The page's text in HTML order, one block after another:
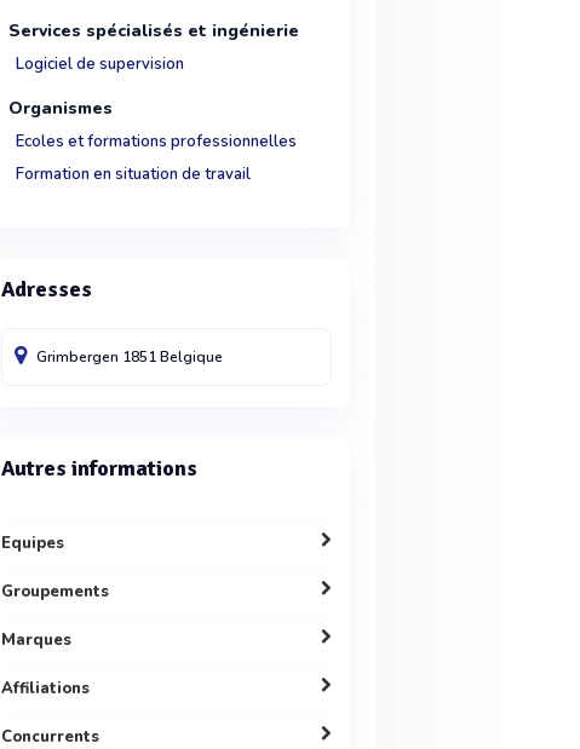
Services spécialisés et ingénierie
Logiciel de supervision
Organismes
Ecoles et formations professionnelles
Formation en situation de travail
Adresses
Grimbergen 1851Belgique
Autres informations
Equipes
Groupements
Marques
Affiliations
Concurrents